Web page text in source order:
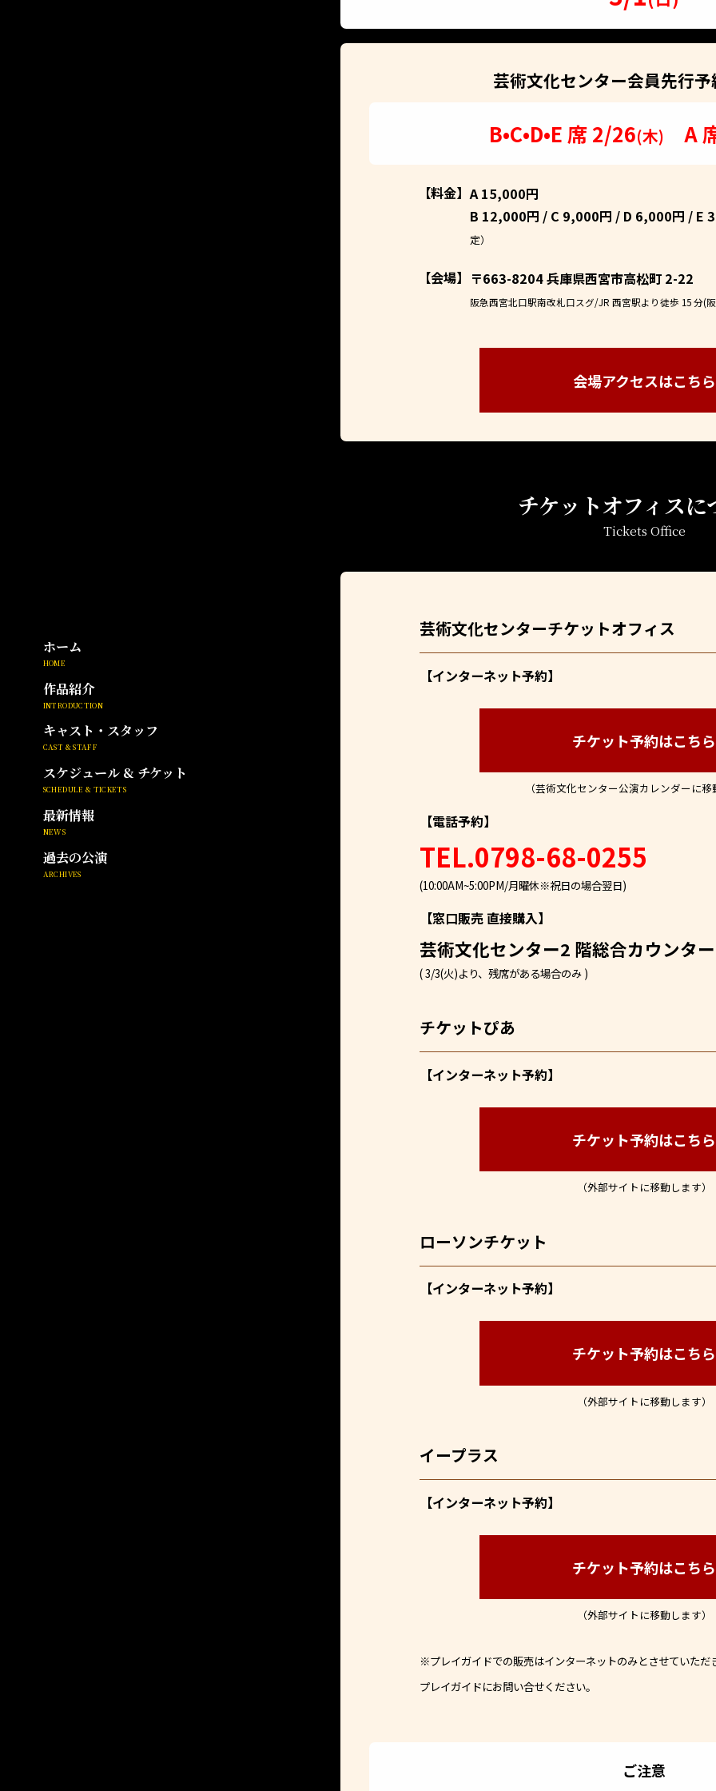
ホーム
HOME
作品紹介
INTRODUCTION
キャスト・スタッフ
CAST & STAFF
スケジュール & チケット
SCHEDULE & TICKETS
最新情報
NEWS
過去の公演
ARCHIVES
芸術文化センター会員先行
B•C•D•E 席 2/26(木) A
【料金】 A 15,000円
B 12,000円 / C 9,000円 / D 6,000円 / E
定）
【会場】 〒663-8204 兵庫県西宮市高松町 2-22
阪急西宮北口駅南改札口スグ/JR 西宮駅より徒歩 15 分(
会場アクセスはこちら
チケットオフィスに
Tickets Office
芸術文化センターチケットオフィス
【インターネット予約】
チケット予約はこちら
（芸術文化センター公演カレンダーに
【電話予約】
TEL.0798-68-0255
(10:00AM~5:00PM/月曜休※祝日の場合翌日)
【窓口販売 直接購入】
芸術文化センター2 階総合カウンター
( 3/3(火)より、残席がある場合のみ )
チケットぴあ
【インターネット予約】
チケット予約はこちら
（外部サイトに移動します）
ローソンチケット
【インターネット予約】
チケット予約はこちら
（外部サイトに移動します）
イープラス
【インターネット予約】
チケット予約はこちら
（外部サイトに移動します）
※プレイガイドでの販売はインターネットのみとさせていただ
プレイガイドにお問い合せください。
ご注意